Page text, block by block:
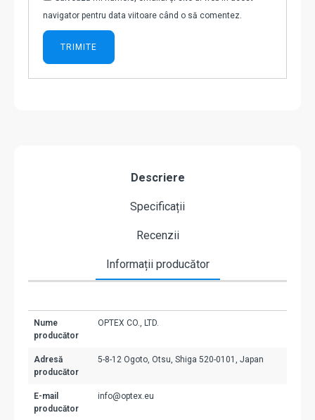
navigator pentru data viitoare când o să comentez.
Descriere
Specificații
Recenzii
Informații producător
Nume
producător
OPTEX CO., LTD.
Adresă
producător
5-8-12 Ogoto, Otsu, Shiga 520-0101, Japan
E-mail
producător
info@optex.eu